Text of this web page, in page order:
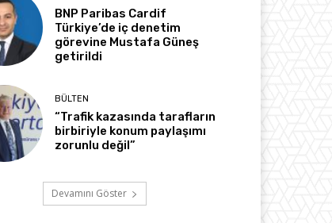
BNP Paribas Cardif
Türkiye’de iç denetim
görevine Mustafa Güneş
getirildi
BÜLTEN
“Trafik kazasında tarafların
birbiriyle konum paylaşımı
zorunlu değil”
Devamını Göster